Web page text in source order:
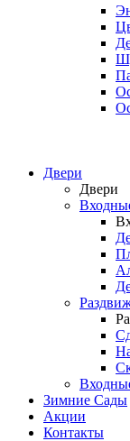
Двери
Двери
Зимние Сады
Акции
Контакты